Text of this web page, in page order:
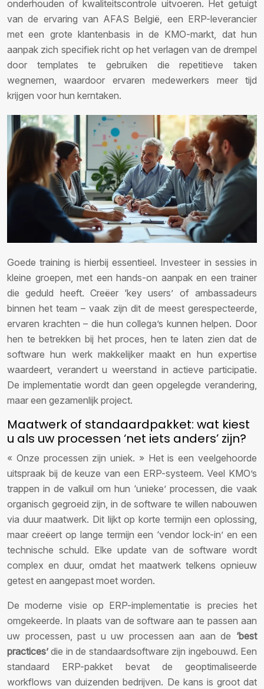
onderhouden of kwaliteitscontrole uitvoeren. Het getuigt
van de ervaring van AFAS België, een ERP-leverancier
met een grote klantenbasis in de KMO-markt, dat hun
aanpak zich specifiek richt op het verlagen van de drempel
door templates te gebruiken die repetitieve taken
wegnemen, waardoor ervaren medewerkers meer tijd
krijgen voor hun kerntaken.
Goede training is hierbij essentieel. Investeer in sessies in
kleine groepen, met een hands-on aanpak en een trainer
die geduld heeft. Creëer ‘key users’ of ambassadeurs
binnen het team – vaak zijn dit de meest gerespecteerde,
ervaren krachten – die hun collega’s kunnen helpen. Door
hen te betrekken bij het proces, hen te laten zien dat de
software hun werk makkelijker maakt en hun expertise
waardeert, verandert u weerstand in actieve participatie.
De implementatie wordt dan geen opgelegde verandering,
maar een gezamenlijk project.
Maatwerk of standaardpakket: wat kiest
u als uw processen ‘net iets anders’ zijn?
« Onze processen zijn uniek. » Het is een veelgehoorde
uitspraak bij de keuze van een ERP-systeem. Veel KMO’s
trappen in de valkuil om hun ‘unieke’ processen, die vaak
organisch gegroeid zijn, in de software te willen nabouwen
via duur maatwerk. Dit lijkt op korte termijn een oplossing,
maar creëert op lange termijn een ‘vendor lock-in’ en een
technische schuld. Elke update van de software wordt
complex en duur, omdat het maatwerk telkens opnieuw
getest en aangepast moet worden.
De moderne visie op ERP-implementatie is precies het
omgekeerde. In plaats van de software aan te passen aan
uw processen, past u uw processen aan aan de ‘best
practices’ die in de standaardsoftware zijn ingebouwd. Een
standaard ERP-pakket bevat de geoptimaliseerde
workflows van duizenden bedrijven. De kans is groot dat